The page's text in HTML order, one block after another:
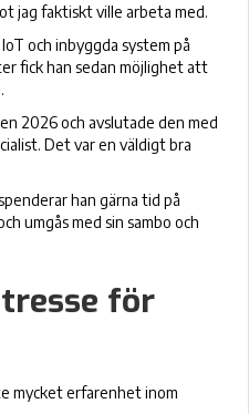
jag faktiskt ville arbeta med.
och inbyggda system på
fick han sedan möjlighet att
2026 och avslutade den med
Det var en väldigt bra
han gärna tid på
umgås med sin sambo och
för
mycket erfarenhet inom